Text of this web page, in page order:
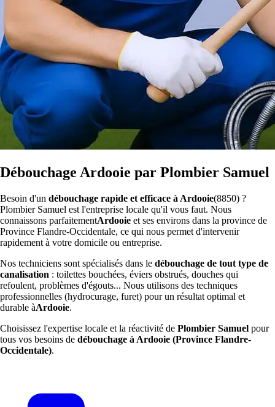
Débouchage Ardooie par Plombier Samuel
Besoin d'un débouchage rapide et efficace à Ardooie(8850) ?
Plombier Samuel est l'entreprise locale qu'il vous faut. Nous
connaissons parfaitementArdooie et ses environs dans la province de
Province Flandre-Occidentale, ce qui nous permet d'intervenir
rapidement à votre domicile ou entreprise.
Nos techniciens sont spécialisés dans le débouchage de tout type de
canalisation : toilettes bouchées, éviers obstrués, douches qui
refoulent, problèmes d'égouts... Nous utilisons des techniques
professionnelles (hydrocurage, furet) pour un résultat optimal et
durable àArdooie.
Choisissez l'expertise locale et la réactivité de Plombier Samuel pour
tous vos besoins de débouchage à Ardooie (Province Flandre-
Occidentale).